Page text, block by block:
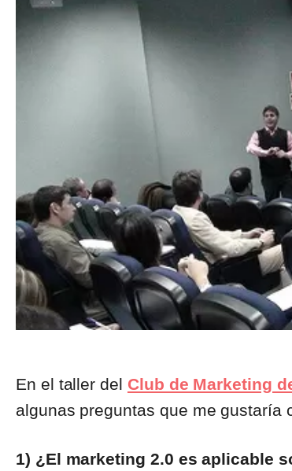
En el taller del Club de Marketing
algunas preguntas que me gustaría
1) ¿El marketing 2.0 es aplicable